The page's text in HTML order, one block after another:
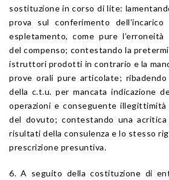
sostituzione in corso di lite:
prova sul conferimento
espletamento, come pure l’erroneità
del compenso; contestando la
istruttori prodotti in contrario e la
prove orali pure articolate; ribadendo
della c.t.u. per mancata indicazione
operazioni e conseguente illegittimità
del dovuto; contestando una
risultati della consulenza e lo stesso
prescrizione presuntiva.
6. A seguito della costituzione di